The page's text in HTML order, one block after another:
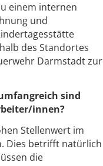
einem internen
und
des Standortes
Darmstadt zur
sind
innen?
Stellenwert im
Dies betrifft natürlich
die